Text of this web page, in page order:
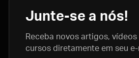
Junte-se a nós!
Receba novos artigos,
cursos diretamente em seu e-